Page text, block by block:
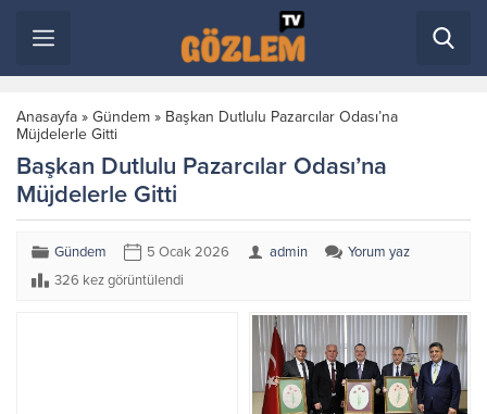
Anasayfa » Gündem » Başkan Dutlulu Pazarcılar Odası’na
Müjdelerle Gitti
Başkan Dutlulu Pazarcılar Odası’na
Müjdelerle Gitti
Gündem 5 Ocak 2026 admin
Yorum yaz
326 kez görüntülendi